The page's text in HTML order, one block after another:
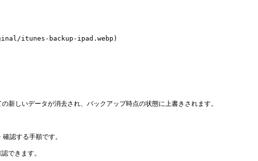
itunes-backup-ipad.webp)
しいデータが消去され、バックアップ時点の状態に上書きされます。
認する手順です。
できます。